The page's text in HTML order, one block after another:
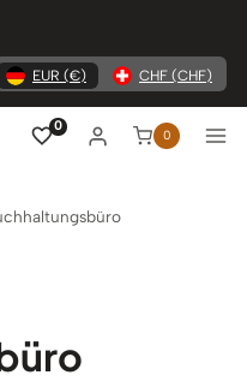
EUR (€) CHF (CHF)
0
0